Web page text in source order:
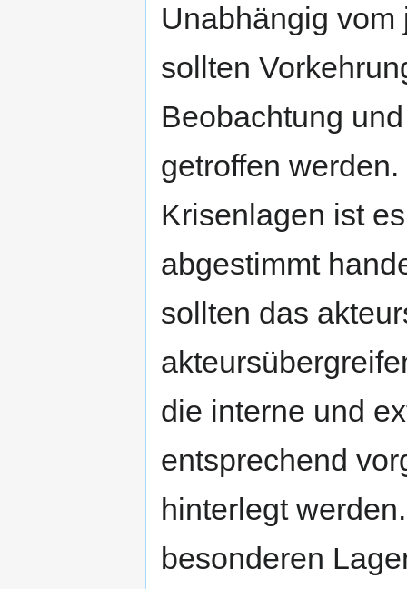
Unabhängig
sollten
Beobachtung
getroffen
Krisenlagen ist
abgestimmt
sollten das
die interne und
entsprechend
hinterlegt
besonderen